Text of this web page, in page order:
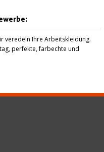
veredeln Ihre Arbeitskleidung.
perfekte, farbechte und